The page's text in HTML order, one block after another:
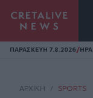
Homepage
ΠΑΡΑΣΚΕΥΗ 7.8.2026/
ΑΡΧΙΚΗ / SPORTS